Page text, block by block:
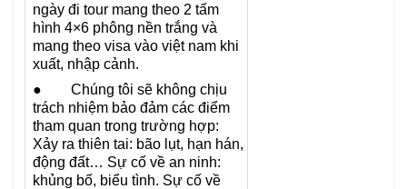
ngày đi tour mang theo 2 tấm
hình 4×6 phông nền trắng và
mang theo visa vào việt nam khi
xuất, nhập cảnh.
● Chúng tôi sẽ không chịu
trách nhiệm bảo đảm các điểm
tham quan trong trường hợp:
Xảy ra thiên tai: bão lụt, hạn hán,
động đất… Sự cố về an ninh:
khủng bố, biểu tình. Sự cố về